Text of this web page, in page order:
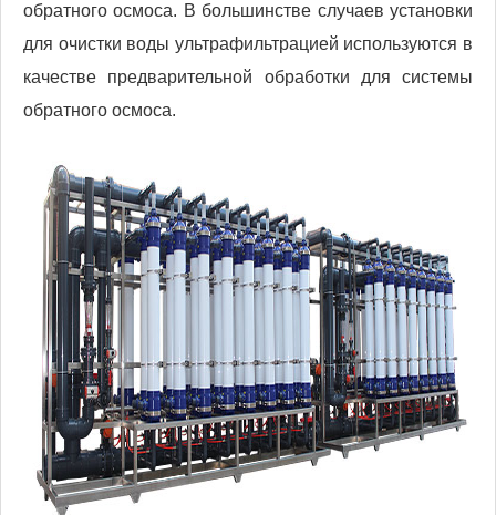
обратного осмоса. В большинстве случаев установки
для очистки воды ультрафильтрацией используются в
качестве предварительной обработки для системы
обратного осмоса.